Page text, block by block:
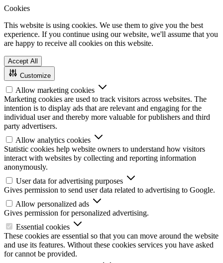
Cookies
This website is using cookies. We use them to give you the best
experience. If you continue using our website, we'll assume that you
are happy to receive all cookies on this website.
Accept All
Customize
Allow marketing cookies
Marketing cookies are used to track visitors across websites. The
intention is to display ads that are relevant and engaging for the
individual user and thereby more valuable for publishers and third
party advertisers.
Allow analytics cookies
Statistic cookies help website owners to understand how visitors
interact with websites by collecting and reporting information
anonymously.
User data for advertising purposes
Gives permission to send user data related to advertising to Google.
Allow personalized ads
Gives permission for personalized advertising.
Essential cookies
These cookies are essential so that you can move around the website
and use its features. Without these cookies services you have asked
for cannot be provided.